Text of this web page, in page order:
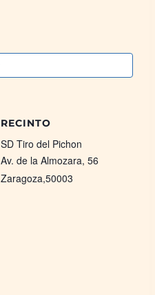
RECINTO
SD Tiro del Pichon
Av. de la Almozara, 56
Zaragoza,50003